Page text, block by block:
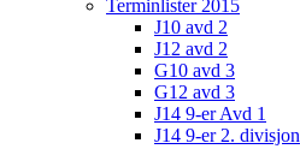
Terminlister 2015
J10 avd 2
J12 avd 2
G10 avd 3
G12 avd 3
J14 9-er Avd 1
J14 9-er 2. divisjon